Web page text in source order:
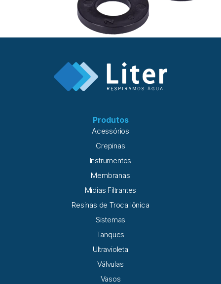
Produtos
Acessórios
Crepinas
Instrumentos
Membranas
Mídias Filtrantes
Resinas de Troca Iônica
Sistemas
Tanques
Ultravioleta
Válvulas
Vasos